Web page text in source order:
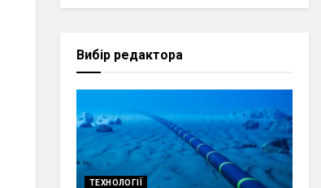
Вибір редактора
ТЕХНОЛОГІЇ